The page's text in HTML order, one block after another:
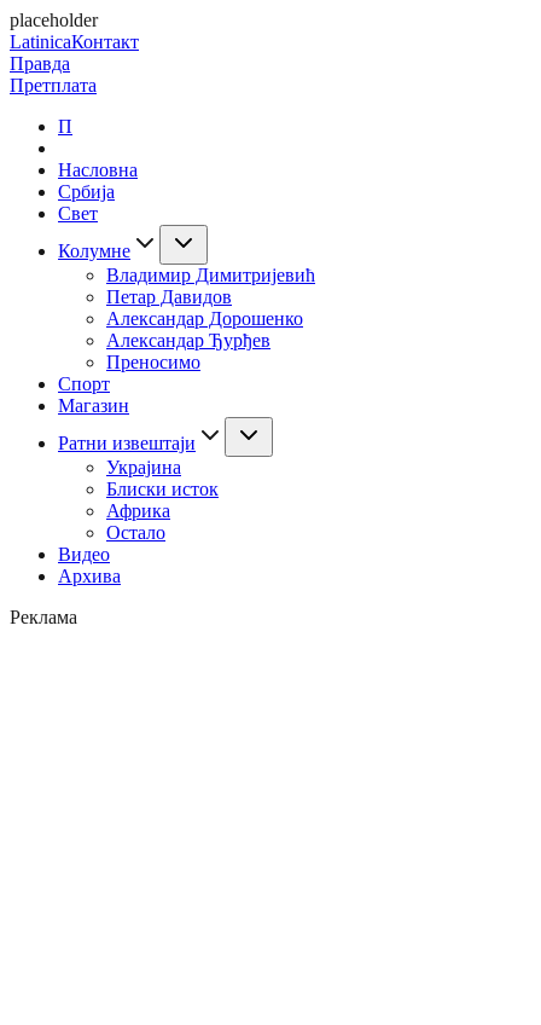
placeholder
LatinicaКонтакт
Правда
Претплата
П
Насловна
Србија
Свет
Колумне
Владимир Димитријевић
Петар Давидов
Александар Дорошенко
Александар Ђурђев
Преносимо
Спорт
Магазин
Ратни извештаји
Украјина
Блиски исток
Африка
Остало
Видео
Архива
Реклама